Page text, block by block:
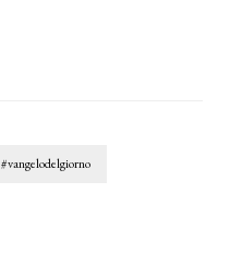
#vangelodelgiorno